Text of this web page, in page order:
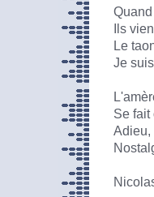
Ils
Le
Je
Se fait
Adieu,